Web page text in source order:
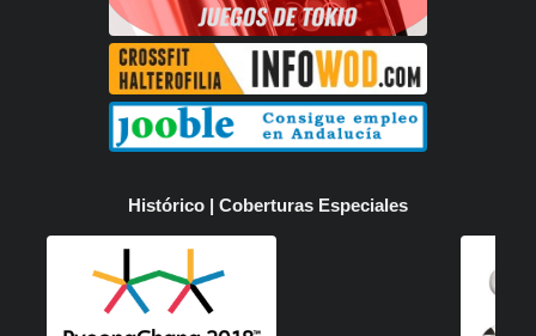
Histórico | Coberturas Especiales